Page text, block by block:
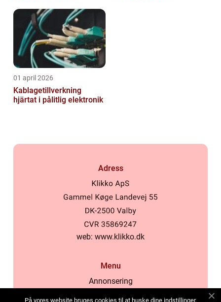
01 april 2026
Kablagetillverkning
hjärtat i pålitlig elektronik
Adress
web: www.klikko.dk
Menu
Annonsering
På vores website bruges cookies til at huske dine indstillinger,